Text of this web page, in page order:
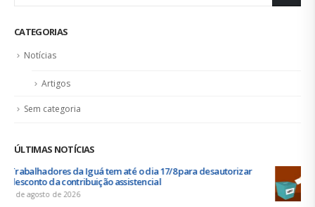
CATEGORIAS
Notícias
Artigos
Sem categoria
ÚLTIMAS NOTÍCIAS
Duas chapas inscritas para a eleição do SINDISAN; pleito
acontece de 21 a 24 de julho
19 de junho de 2026